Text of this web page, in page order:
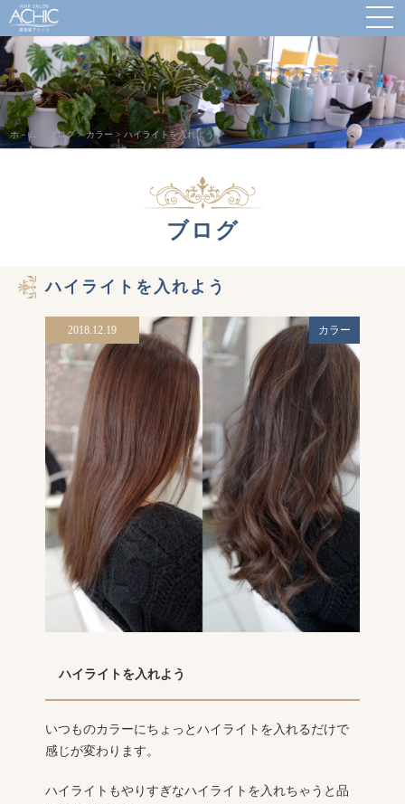
ホ－ム ブログ>カラー > ハイライトを入れよう
ブログ
ハイライトを入れよう
2018.12.19 カラー
ハイライトを入れよう
いつものカラーにちょっとハイライトを入れるだけで
感じが変わります。
ハイライトもやりすぎなハイライトを入れちゃうと品